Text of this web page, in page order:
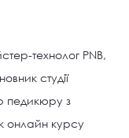
технолог PNB,
студії
педикюру з
онлайн курсу